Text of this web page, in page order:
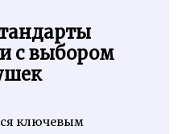
с выбором
ключевым